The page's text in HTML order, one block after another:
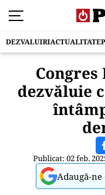
DEZVALUIRIACTUALITATE
Congres
dezvăluie
Publicat: 02 feb.
Adaugă-